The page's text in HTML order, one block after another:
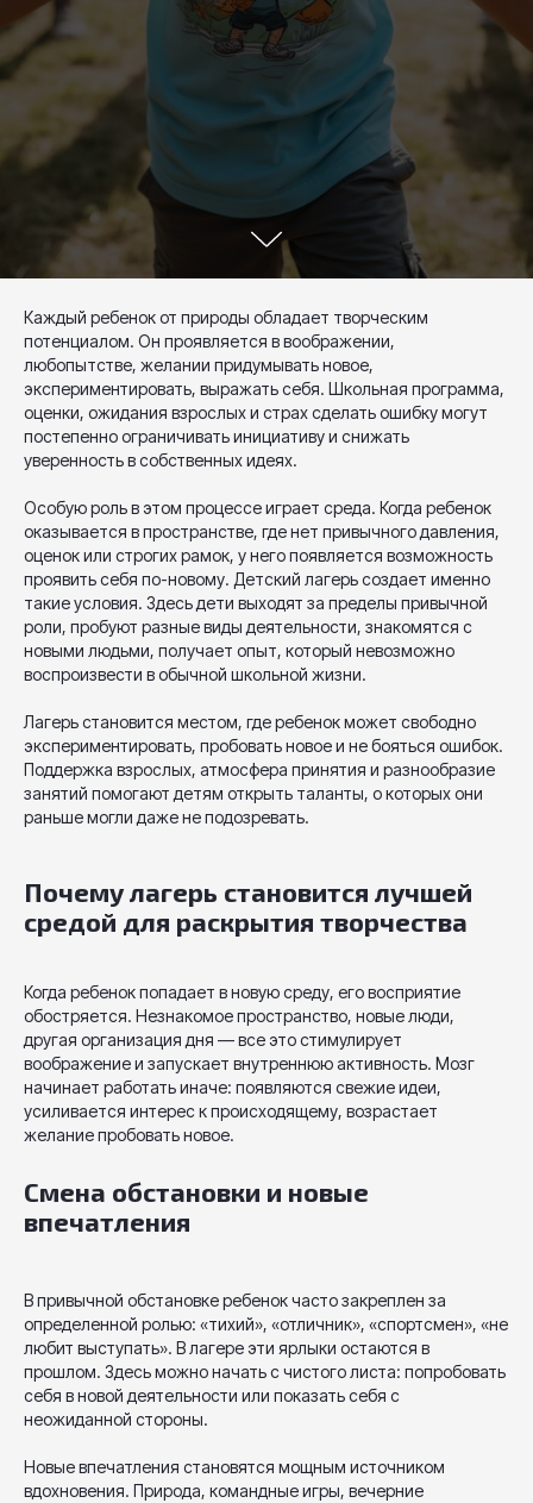
Каждый ребенок от природы обладает творческим
потенциалом. Он проявляется в воображении,
любопытстве, желании придумывать новое,
экспериментировать, выражать себя. Школьная программа,
оценки, ожидания взрослых и страх сделать ошибку могут
постепенно ограничивать инициативу и снижать
уверенность в собственных идеях.
Особую роль в этом процессе играет среда. Когда ребенок
оказывается в пространстве, где нет привычного давления,
оценок или строгих рамок, у него появляется возможность
проявить себя по-новому. Детский лагерь создает именно
такие условия. Здесь дети выходят за пределы привычной
роли, пробуют разные виды деятельности, знакомятся с
новыми людьми, получает опыт, который невозможно
воспроизвести в обычной школьной жизни.
Лагерь становится местом, где ребенок может свободно
экспериментировать, пробовать новое и не бояться ошибок.
Поддержка взрослых, атмосфера принятия и разнообразие
занятий помогают детям открыть таланты, о которых они
раньше могли даже не подозревать.
Почему лагерь становится лучшей
средой для раскрытия творчества
Когда ребенок попадает в новую среду, его восприятие
обостряется. Незнакомое пространство, новые люди,
другая организация дня — все это стимулирует
воображение и запускает внутреннюю активность. Мозг
начинает работать иначе: появляются свежие идеи,
усиливается интерес к происходящему, возрастает
желание пробовать новое.
Смена обстановки и новые
впечатления
В привычной обстановке ребенок часто закреплен за
определенной ролью: «тихий», «отличник», «спортсмен», «не
любит выступать». В лагере эти ярлыки остаются в
прошлом. Здесь можно начать с чистого листа: попробовать
себя в новой деятельности или показать себя с
неожиданной стороны.
Новые впечатления становятся мощным источником
вдохновения. Природа, командные игры, вечерние